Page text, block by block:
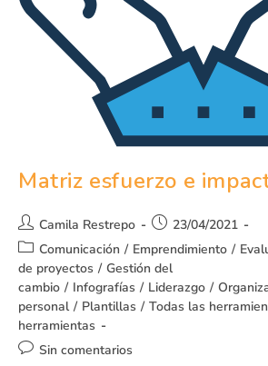
Matriz esfuerzo e
Camila Restrepo
23/04/2021
Comunicación / Emprendimiento /
de proyectos / Gestión del
cambio / Infografías / Liderazgo /
personal / Plantillas / Todas las
herramientas
Sin comentarios